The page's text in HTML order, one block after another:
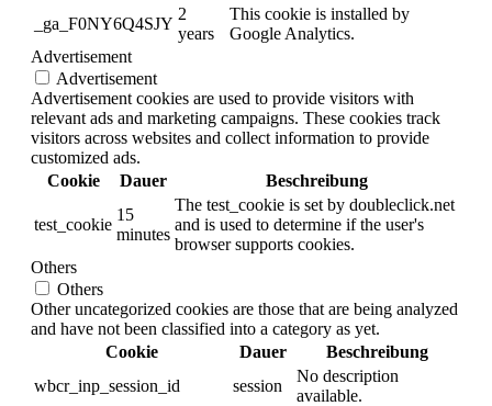
_ga_F0NY6Q4SJY
2
years
This cookie is installed by
Google Analytics.
Advertisement
Advertisement
Advertisement cookies are used to provide visitors with
relevant ads and marketing campaigns. These cookies track
visitors across websites and collect information to provide
customized ads.
Cookie
Dauer Beschreibung
test_cookie
15
minutes
The test_cookie is set by doubleclick.net
and is used to determine if the user's
browser supports cookies.
Others
Others
Other uncategorized cookies are those that are being analyzed
and have not been classified into a category as yet.
Cookie
Dauer
Beschreibung
wbcr_inp_session_id
session
No description
available.